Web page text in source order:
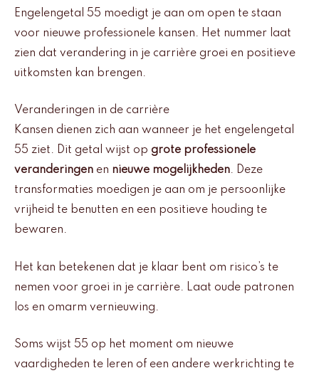
Engelengetal 55 moedigt je aan om open te staan
voor nieuwe professionele kansen. Het nummer laat
zien dat verandering in je carrière groei en positieve
uitkomsten kan brengen.
Veranderingen in de carrière
Kansen dienen zich aan wanneer je het engelengetal
55 ziet. Dit getal wijst op grote professionele
veranderingen en nieuwe mogelijkheden. Deze
transformaties moedigen je aan om je persoonlijke
vrijheid te benutten en een positieve houding te
bewaren.
Het kan betekenen dat je klaar bent om risico’s te
nemen voor groei in je carrière. Laat oude patronen
los en omarm vernieuwing.
Soms wijst 55 op het moment om nieuwe
vaardigheden te leren of een andere werkrichting te